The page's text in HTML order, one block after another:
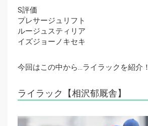
S評価
プレサージュリフト
ルージュスティリア
イズジョーノキセキ
今回はこの中から…ライラックを紹介！
ライラック【相沢郁厩舎】